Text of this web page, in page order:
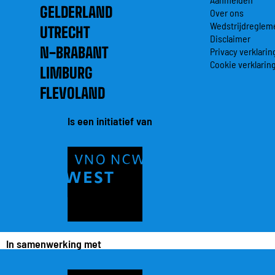
GELDERLAND
UTRECHT
N-BRABANT
LIMBURG
FLEVOLAND
Over ons
Disclaimer
Privacy
Cookie verklaring
Is een initiatief van
In samenwerking met